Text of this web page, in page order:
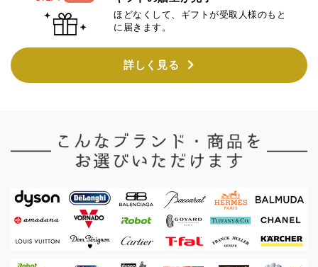
ほどなくして、ギフトが受取人様のもと
に届きます。
詳しく見る